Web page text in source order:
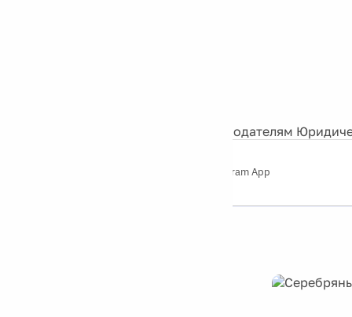
Рекламодателям
Telegram App